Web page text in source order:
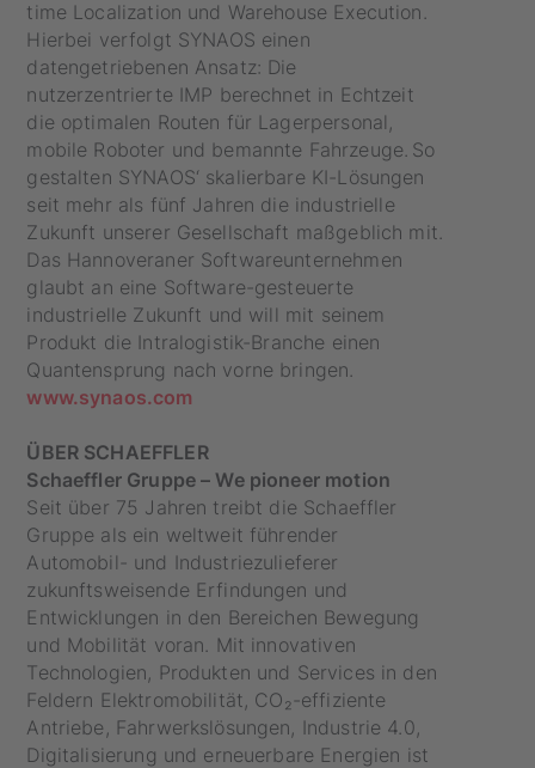
time Localization und Warehouse Execution.
Hierbei verfolgt SYNAOS einen
datengetriebenen Ansatz: Die
nutzerzentrierte IMP berechnet in Echtzeit
die optimalen Routen für Lagerpersonal,
mobile Roboter und bemannte Fahrzeuge. So
gestalten SYNAOS‘ skalierbare KI-Lösungen
seit mehr als fünf Jahren die industrielle
Zukunft unserer Gesellschaft maßgeblich mit.
Das Hannoveraner Softwareunternehmen
glaubt an eine Software-gesteuerte
industrielle Zukunft und will mit seinem
Produkt die Intralogistik-Branche einen
Quantensprung nach vorne bringen.
www.synaos.com
ÜBER SCHAEFFLER
Schaeffler Gruppe – We pioneer motion
Seit über 75 Jahren treibt die Schaeffler
Gruppe als ein weltweit führender
Automobil- und Industriezulieferer
zukunftsweisende Erfindungen und
Entwicklungen in den Bereichen Bewegung
und Mobilität voran. Mit innovativen
Technologien, Produkten und Services in den
Feldern Elektromobilität, CO₂-effiziente
Antriebe, Fahrwerkslösungen, Industrie 4.0,
Digitalisierung und erneuerbare Energien ist